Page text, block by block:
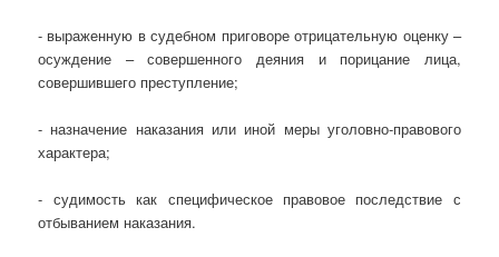
- выраженную в судебном приговоре отрицательную оценку –
осуждение – совершенного деяния и порицание лица,
совершившего преступление;
- назначение наказания или иной меры уголовно-правового
характера;
- судимость как специфическое правовое последствие с
отбыванием наказания.